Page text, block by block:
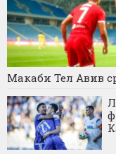
Макаби Тел Авив